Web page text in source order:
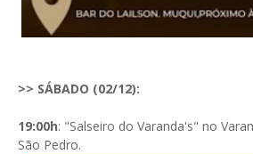
>> SÁBADO (02/12):
19:00h: "Salseiro do Varanda's" no
São Pedro.